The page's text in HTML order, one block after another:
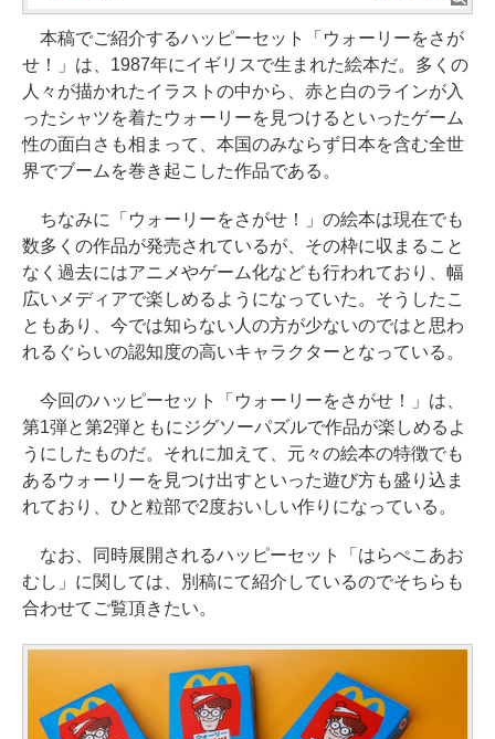
本稿でご紹介するハッピーセット「ウォーリーをさが
せ！」は、1987年にイギリスで生まれた絵本だ。多くの
人々が描かれたイラストの中から、赤と白のラインが入
ったシャツを着たウォーリーを見つけるといったゲーム
性の面白さも相まって、本国のみならず日本を含む全世
界でブームを巻き起こした作品である。
ちなみに「ウォーリーをさがせ！」の絵本は現在でも
数多くの作品が発売されているが、その枠に収まること
なく過去にはアニメやゲーム化なども行われており、幅
広いメディアで楽しめるようになっていた。そうしたこ
ともあり、今では知らない人の方が少ないのではと思わ
れるぐらいの認知度の高いキャラクターとなっている。
今回のハッピーセット「ウォーリーをさがせ！」は、
第1弾と第2弾ともにジグソーパズルで作品が楽しめるよ
うにしたものだ。それに加えて、元々の絵本の特徴でも
あるウォーリーを見つけ出すといった遊び方も盛り込ま
れており、ひと粒部で2度おいしい作りになっている。
なお、同時展開されるハッピーセット「はらぺこあお
むし」に関しては、別稿にて紹介しているのでそちらも
合わせてご覧頂きたい。